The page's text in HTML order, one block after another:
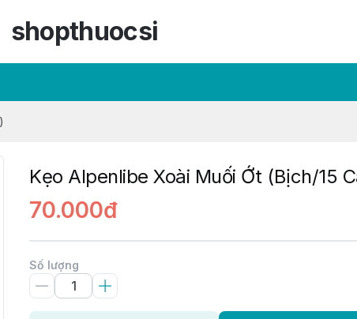
shopthuocsi
Kẹo Alpenlibe Xoài Muối Ớt (Bịch/15
70.000đ
Số lượng